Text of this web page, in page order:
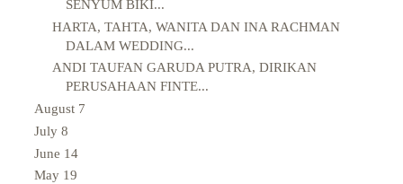
SENYUM BIKI...
HARTA, TAHTA, WANITA DAN INA RACHMAN
DALAM WEDDING...
ANDI TAUFAN GARUDA PUTRA, DIRIKAN
PERUSAHAAN FINTE...
August 7
July 8
June 14
May 19